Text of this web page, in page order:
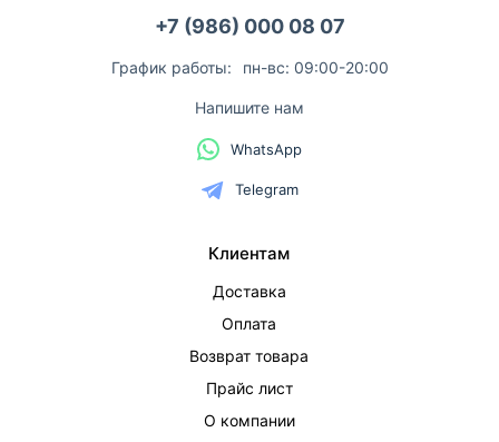
+7 (986) 000 08 07
График работы: пн-вс: 09:00-20:00
Напишите нам
WhatsApp
Telegram
Клиентам
Доставка
Оплата
Возврат товара
Прайс лист
О компании